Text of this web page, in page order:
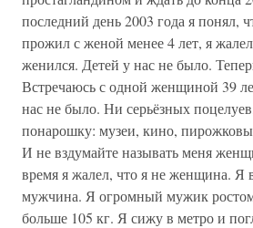
последний день 2003 года я понял,
прожил с женой менее 4 лет, я
женился. Детей у нас не было.
Встречаюсь с одной женщиной 39
нас не было. Ни серьёзных
понарошку: музеи, кино,
И не вздумайте называть меня
время я жалел, что я не женщина. Я
мужчина. Я огромный мужик
больше 105 кг. Я сижу в метро и